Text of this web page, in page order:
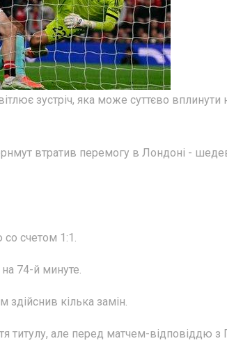
зустріч, яка може суттєво вплинути
втратив перемогу в Лондоні -
счетом 1:1.
74-й минуте.
здійснив кілька замін.
титулу, але перед матчем-відповіддю з